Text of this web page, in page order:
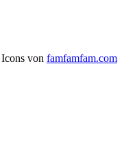
Icons von famfamfam.com